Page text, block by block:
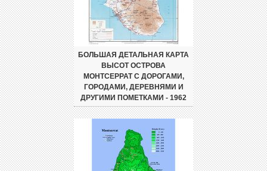
БОЛЬШАЯ ДЕТАЛЬНАЯ КАРТА
ВЫСОТ ОСТРОВА
МОНТСЕРРАТ С ДОРОГАМИ,
ГОРОДАМИ, ДЕРЕВНЯМИ И
ДРУГИМИ ПОМЕТКАМИ - 1962